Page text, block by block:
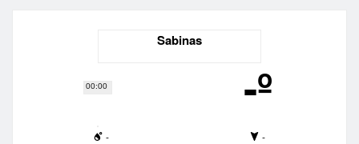
00:00
Sabinas
-º
-
-